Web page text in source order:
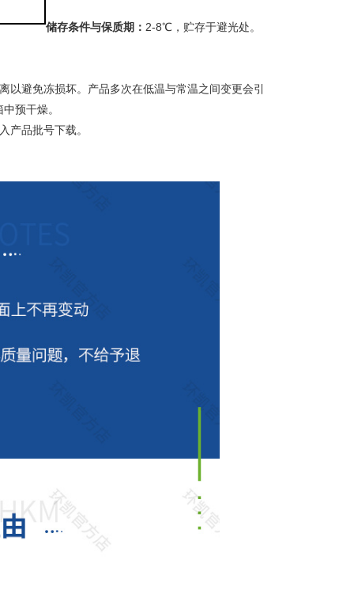
储存条件与保质期： 2-8℃，贮存于避光处。
避免冻损坏。产品多次在低温与常温之间变更会引
预干燥。
产品批号下载。